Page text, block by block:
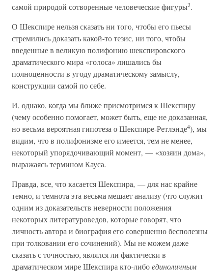
самой природой сотворенные человеческие фигуры3.
О Шекспире нельзя сказать ни того, чтобы его пьесы
стремились доказать какой-то тезис, ни того, чтобы
введенные в великую полифонию шекспировского
драматического мира «голоса» лишались бы
полноценности в угоду драматическому замыслу,
конструкции самой по себе.
И, однако, когда мы ближе присмотримся к Шекспиру
(чему особенно помогает, может быть, еще не доказанная,
но весьма вероятная гипотеза о Шекспире-Ретлэнде4), мы
видим, что в полифонизме его имеется, тем не менее,
некоторый упорядочивающий момент, — «хозяин дома»,
выражаясь термином Кауса.
Правда, все, что касается Шекспира, — для нас крайне
темно, и темнота эта весьма мешает анализу (что служит
одним из доказательств неверности положения
некоторых литературоведов, которые говорят, что
личность автора и биография его совершенно бесполезны
при толковании его сочинений). Мы не можем даже
сказать с точностью, являлся ли фактически в
драматическом мире Шекспира кто-либоединоличным